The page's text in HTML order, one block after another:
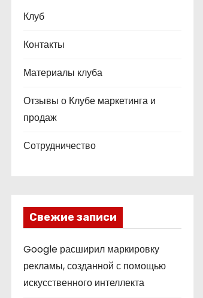
Клуб
Контакты
Материалы клуба
Отзывы о Клубе маркетинга и
продаж
Сотрудничество
Свежие записи
Google расширил маркировку
рекламы, созданной с помощью
искусственного интеллекта